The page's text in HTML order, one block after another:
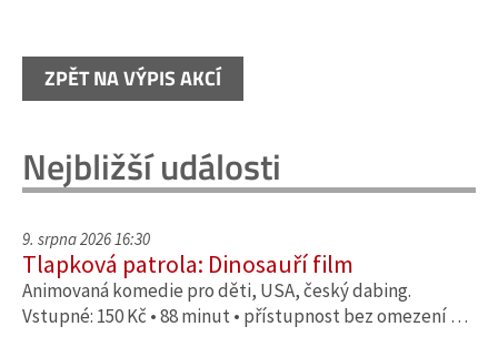
ZPĚT NA VÝPIS AKCÍ
Nejbližší události
9. srpna 2026 16:30
Tlapková patrola: Dinosauří film
Animovaná komedie pro děti, USA, český dabing.
Vstupné: 150 Kč • 88 minut • přístupnost bez omezení …